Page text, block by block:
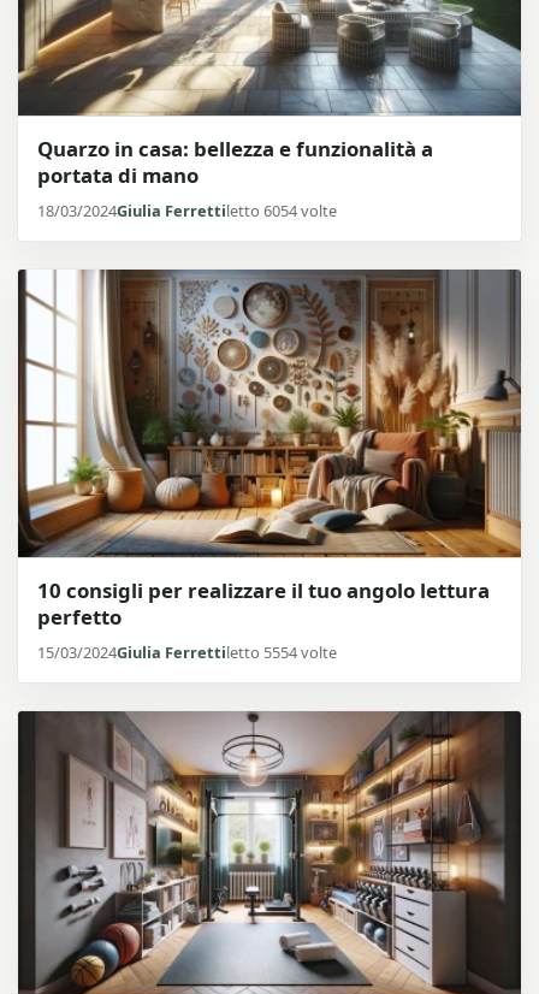
Quarzo in casa: bellezza e funzionalità a
portata di mano
18/03/2024Giulia Ferrettiletto 6054 volte
10 consigli per realizzare il tuo angolo lettura
perfetto
15/03/2024Giulia Ferrettiletto 5554 volte